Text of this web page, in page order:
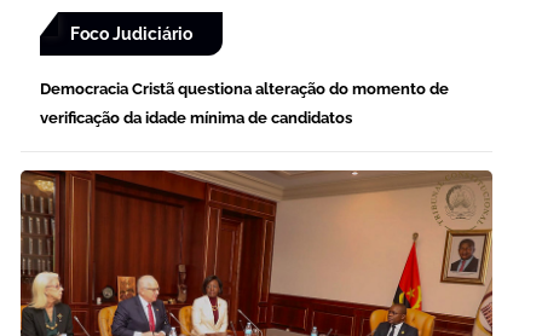
Foco Judiciário
Democracia Cristã questiona alteração do momento de
verificação da idade mínima de candidatos